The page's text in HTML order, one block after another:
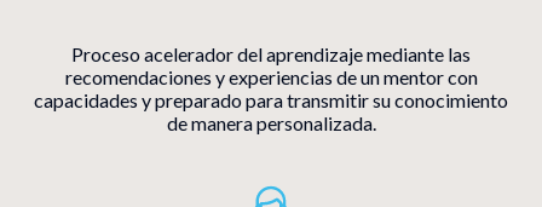
Proceso acelerador del aprendizaje mediante las
recomendaciones y experiencias de un mentor con
capacidades y preparado para transmitir su conocimiento
de manera personalizada.